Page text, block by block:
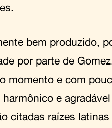
bem produzido,
por parte de
momento e com
e
citadas raízes